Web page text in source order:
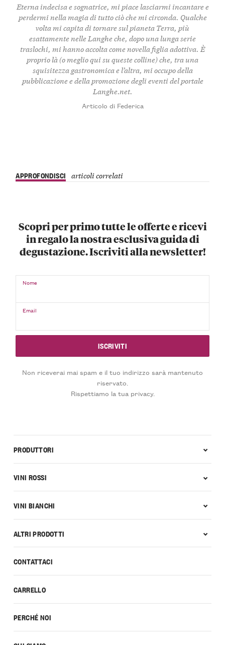
Eterna indecisa e sognatrice, mi piace lasciarmi incantare e
perdermi nella magia di tutto ciò che mi circonda. Qualche
volta mi capita di tornare sul pianeta Terra, più
esattamente nelle Langhe che, dopo una lunga serie
traslochi, mi hanno accolta come novella figlia adottiva. È
proprio là (o meglio qui su queste colline) che, tra una
squisitezza gastronomica e l’altra, mi occupo della
pubblicazione e della promozione degli eventi del portale
Langhe.net.
Articolo di Federica
APPROFONDISCI articoli correlati
Scopri per primo tutte le offerte e ricevi
in regalo la nostra esclusiva guida di
degustazione. Iscriviti alla newsletter!
Nome
Email
Non riceverai mai spam e il tuo indirizzo sarà mantenuto
riservato.
Rispettiamo la tua privacy.
CONTATTACI
CARRELLO
PERCHÉ NOI
PRODUTTORI
VINI ROSSI
VINI BIANCHI
ALTRI PRODOTTI